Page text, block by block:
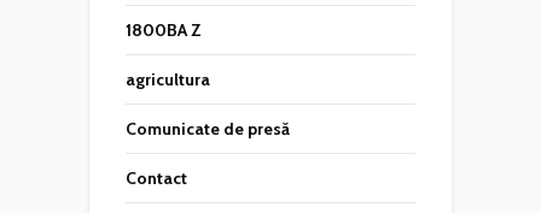
1800BA Z
agricultura
Comunicate de presă
Contact